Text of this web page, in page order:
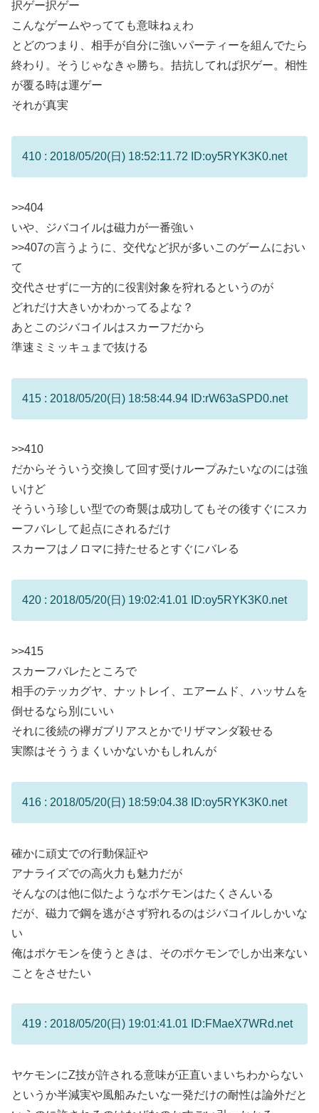
択ゲー択ゲー
こんなゲームやってても意味ねぇわ
とどのつまり、相手が自分に強いパーティーを組んでたら
終わり。そうじゃなきゃ勝ち。拮抗してれば択ゲー。相性
が覆る時は運ゲー
それが真実
410 : 2018/05/20(日) 18:52:11.72 ID:oy5RYK3K0.net
>>404
いや、ジバコイルは磁力が一番強い
>>407の言うように、交代など択が多いこのゲームにおい
て
交代させずに一方的に役割対象を狩れるというのが
どれだけ大きいかわかってるよな？
あとこのジバコイルはスカーフだから
準速ミミッキュまで抜ける
415 : 2018/05/20(日) 18:58:44.94 ID:rW63aSPD0.net
>>410
だからそういう交換して回す受けループみたいなのには強
いけど
そういう珍しい型での奇襲は成功してもその後すぐにスカ
ーフバレして起点にされるだけ
スカーフはノロマに持たせるとすぐにバレる
420 : 2018/05/20(日) 19:02:41.01 ID:oy5RYK3K0.net
>>415
スカーフバレたところで
相手のテッカグヤ、ナットレイ、エアームド、ハッサムを
倒せるなら別にいい
それに後続の襷ガブリアスとかでリザマンダ殺せる
実際はそううまくいかないかもしれんが
416 : 2018/05/20(日) 18:59:04.38 ID:oy5RYK3K0.net
確かに頑丈での行動保証や
アナライズでの高火力も魅力だが
そんなのは他に似たようなポケモンはたくさんいる
だが、磁力で鋼を逃がさず狩れるのはジバコイルしかいな
い
俺はポケモンを使うときは、そのポケモンでしか出来ない
ことをさせたい
419 : 2018/05/20(日) 19:01:41.01 ID:FMaeX7WRd.net
ヤケモンにZ技が許される意味が正直いまいちわからない
というか半減実や風船みたいな一発だけの耐性は論外だと